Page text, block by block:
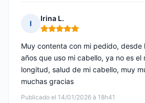
I
Irina L.
Nota: 5 de 5
Publicado el 14/01/2026 à 18h41
Muy contenta con mi pedido, desde
años que uso mi cabello, ya no es el
longitud, salud de mi cabello, muy
muchas gracias